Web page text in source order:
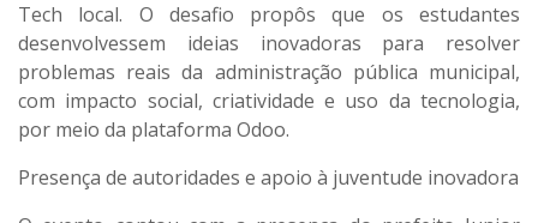
Tech local. O desafio propôs que os estudantes
desenvolvessem ideias inovadoras para resolver
problemas reais da administração pública municipal,
com impacto social, criatividade e uso da tecnologia,
por meio da plataforma Odoo.
Presença de autoridades e apoio à juventude inovadora